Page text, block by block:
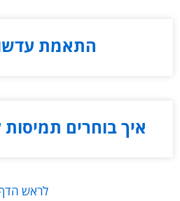
התאמת
איך בוחרים
לראש